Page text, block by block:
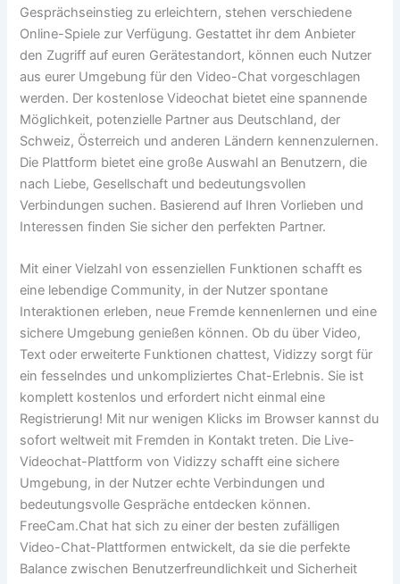
Gesprächseinstieg zu erleichtern, stehen verschiedene
Online-Spiele zur Verfügung. Gestattet ihr dem Anbieter
den Zugriff auf euren Gerätestandort, können euch Nutzer
aus eurer Umgebung für den Video-Chat vorgeschlagen
werden. Der kostenlose Videochat bietet eine spannende
Möglichkeit, potenzielle Partner aus Deutschland, der
Schweiz, Österreich und anderen Ländern kennenzulernen.
Die Plattform bietet eine große Auswahl an Benutzern, die
nach Liebe, Gesellschaft und bedeutungsvollen
Verbindungen suchen. Basierend auf Ihren Vorlieben und
Interessen finden Sie sicher den perfekten Partner.
Mit einer Vielzahl von essenziellen Funktionen schafft es
eine lebendige Community, in der Nutzer spontane
Interaktionen erleben, neue Fremde kennenlernen und eine
sichere Umgebung genießen können. Ob du über Video,
Text oder erweiterte Funktionen chattest, Vidizzy sorgt für
ein fesselndes und unkompliziertes Chat-Erlebnis. Sie ist
komplett kostenlos und erfordert nicht einmal eine
Registrierung! Mit nur wenigen Klicks im Browser kannst du
sofort weltweit mit Fremden in Kontakt treten. Die Live-
Videochat-Plattform von Vidizzy schafft eine sichere
Umgebung, in der Nutzer echte Verbindungen und
bedeutungsvolle Gespräche entdecken können.
FreeCam.Chat hat sich zu einer der besten zufälligen
Video-Chat-Plattformen entwickelt, da sie die perfekte
Balance zwischen Benutzerfreundlichkeit und Sicherheit